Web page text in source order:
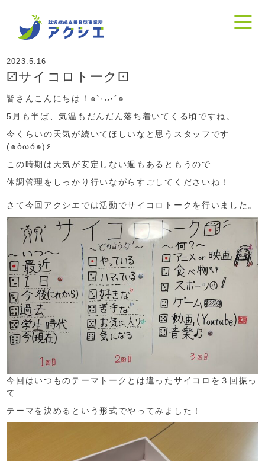
2023.5.16
⚂サイコロトーク⚀
皆さんこんにちは！๑`·ᴗ·´๑
5月も半ば、気温もだんだん落ち着いてくる頃ですね。
今くらいの天気が続いてほしいなと思うスタッフです
(๑òωó๑)۶
この時期は天気が安定しない週もあるともうので
体調管理をしっかり行いながらすごしてくださいね！
さて今回アクシエでは活動でサイコロトークを行いました。
今回はいつものテーマトークとは違ったサイコロを３回振っ
て
テーマを決めるという形式でやってみました！